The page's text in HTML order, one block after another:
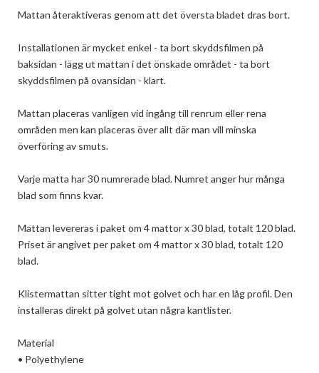
Mattan återaktiveras genom att det översta bladet dras bort.
Installationen är mycket enkel - ta bort skyddsfilmen på
baksidan - lägg ut mattan i det önskade området - ta bort
skyddsfilmen på ovansidan - klart.
Mattan placeras vanligen vid ingång till renrum eller rena
områden men kan placeras över allt där man vill minska
överföring av smuts.
Varje matta har 30 numrerade blad. Numret anger hur många
blad som finns kvar.
Mattan levereras i paket om 4 mattor x 30 blad, totalt 120 blad.
Priset är angivet per paket om 4 mattor x 30 blad, totalt 120
blad.
Klistermattan sitter tight mot golvet och har en låg profil. Den
installeras direkt på golvet utan några kantlister.
Material
• Polyethylene